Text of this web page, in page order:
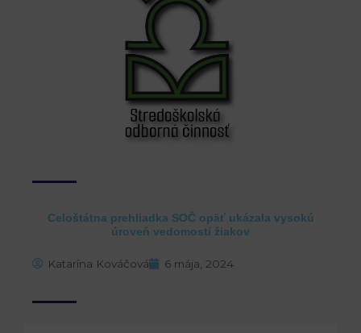
Celoštátna prehliadka SOČ opäť ukázala vysokú
úroveň vedomostí žiakov
Katarína Kováčová 6 mája, 2024